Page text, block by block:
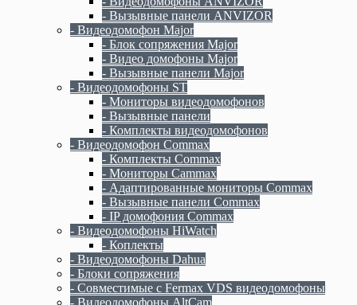
- Вызывные панели ANVIZOR
- Видеодомофон Major
- Блок сопряжения Major
- Видео домофоны Major
- Вызывные панели Major
- Видеодомофоны ST
- Мониторы видеодомофонов
- Вызывные панели
- Комплекты видеодомофонов
- Видеодомофон Commax
- Комплекты Commax
- Мониторы Cammax
- Адаптированные мониторы Commax
- Вызывные панели Commax
- IP домофония Commax
- Видеодомофоны HiWatch
- Коплекты
- Видеодомофоны Dahua
- Блоки сопряжения
- Совместимые с Fermax VDS видеодомофоны
- Видеодомофоны AltCam